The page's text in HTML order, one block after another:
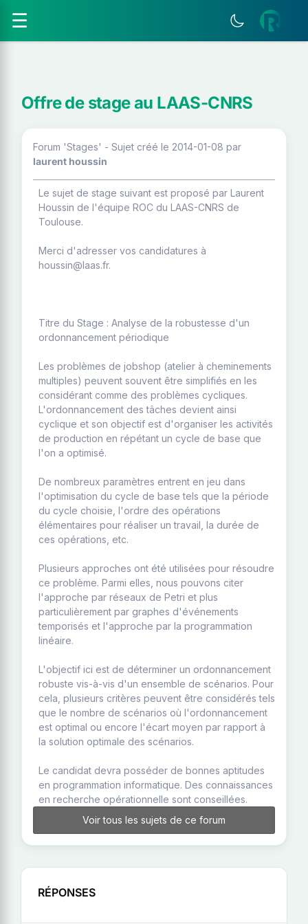
☰
Offre de stage au LAAS-CNRS
Forum 'Stages' - Sujet créé le 2014-01-08 par
laurent houssin
Le sujet de stage suivant est proposé par Laurent
Houssin de l'équipe ROC du LAAS-CNRS de
Toulouse.
Merci d'adresser vos candidatures à
houssin@laas.fr.
Titre du Stage : Analyse de la robustesse d'un
ordonnancement périodique
Les problèmes de jobshop (atelier à cheminements
multiples) peuvent souvent être simplifiés en les
considérant comme des problèmes cycliques.
L'ordonnancement des tâches devient ainsi
cyclique et son objectif est d'organiser les activités
de production en répétant un cycle de base que
l'on a optimisé.
De nombreux paramètres entrent en jeu dans
l'optimisation du cycle de base tels que la période
du cycle choisie, l'ordre des opérations
élémentaires pour réaliser un travail, la durée de
ces opérations, etc.
Plusieurs approches ont été utilisées pour résoudre
ce problème. Parmi elles, nous pouvons citer
l'approche par réseaux de Petri et plus
particulièrement par graphes d'événements
temporisés et l'approche par la programmation
linéaire.
L'objectif ici est de déterminer un ordonnancement
robuste vis-à-vis d'un ensemble de scénarios. Pour
cela, plusieurs critères peuvent être considérés tels
que le nombre de scénarios où l'ordonnancement
est optimal ou encore l'écart moyen par rapport à
la solution optimale des scénarios.
Le candidat devra posséder de bonnes aptitudes
en programmation informatique. Des connaissances
en recherche opérationnelle sont conseillées.
Voir tous les sujets de ce forum
RÉPONSES